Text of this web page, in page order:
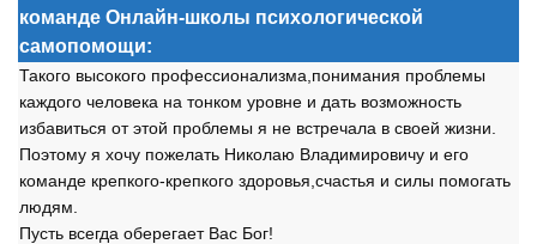
команде Онлайн-школы психологической
самопомощи:
Такого высокого профессионализма,понимания проблемы
каждого человека на тонком уровне и дать возможность
избавиться от этой проблемы я не встречала в своей жизни.
Поэтому я хочу пожелать Николаю Владимировичу и его
команде крепкого-крепкого здоровья,счастья и силы помогать
людям.
Пусть всегда оберегает Вас Бог!